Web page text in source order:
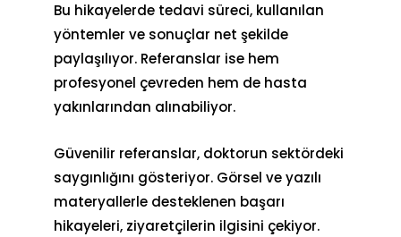
Bu hikayelerde tedavi süreci, kullanılan
yöntemler ve sonuçlar net şekilde
paylaşılıyor. Referanslar ise hem
profesyonel çevreden hem de hasta
yakınlarından alınabiliyor.
Güvenilir referanslar, doktorun sektördeki
saygınlığını gösteriyor. Görsel ve yazılı
materyallerle desteklenen başarı
hikayeleri, ziyaretçilerin ilgisini çekiyor.